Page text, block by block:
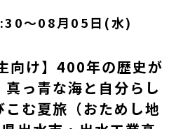
週間を目途に、お申し込み時に記入い
当選／落選メール」をお送りいたし
された「当選確認フォーム」に３日
ームの提出をもって参加確定とさせ
ォームの期日までにご回答いただけな
させていただきます。当選取り消しが
へご連絡させていただきます。登録
の場合は下記の地域みらい留学公式
す。※受信制限設定をしていると、通
らに仲間や地元の高校生、町の大人
アイヌが愛した森を散策するフィー
りワーク」 -みんなで振り返り対話
） 13：30頃プログラム終了-新千歳
です。※天候の状況や参加人数によっ
がございます。参加概要【開催場所】
）【実施日程】7月18日(土)～7月20
は6月3日(水) 18：30～20：00に
修」をご案内する予定です。必ず参
・時間】7月18日(土) 12：00 新千歳
っ向から立ち向かい、未知の領域へ
、手つかずの大自然の中で一攫千金
り」、自らの手で広大な大地を切り
ど、夢を追う人々が集まる他の町に
樹町では、このフロンティアスピリッ
町から宇宙を目指す」という新たな夢
シリコンバレー」の実現を目指し、
宇宙港「北海道スペースポート」の
の未来への挑戦の精神は、民間企業に
〜08月05日(水)
向け】400年の歴史が
っ青な海と自分らし
む夏旅（おためし地